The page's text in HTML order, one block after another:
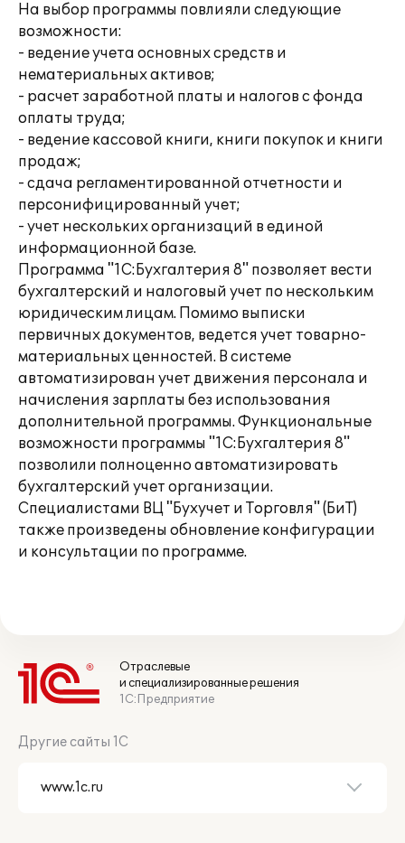
На выбор программы повлияли следующие
возможности:
- ведение учета основных средств и
нематериальных активов;
- расчет заработной платы и налогов с фонда
оплаты труда;
- ведение кассовой книги, книги покупок и книги
продаж;
- сдача регламентированной отчетности и
персонифицированный учет;
- учет нескольких организаций в единой
информационной базе.
Программа "1С:Бухгалтерия 8" позволяет вести
бухгалтерский и налоговый учет по нескольким
юридическим лицам. Помимо выписки
первичных документов, ведется учет товарно-
материальных ценностей. В системе
автоматизирован учет движения персонала и
начисления зарплаты без использования
дополнительной программы. Функциональные
возможности программы "1С:Бухгалтерия 8"
позволили полноценно автоматизировать
бухгалтерский учет организации.
Специалистами ВЦ "Бухучет и Торговля" (БиТ)
также произведены обновление конфигурации
и консультации по программе.
Отраслевые
и специализированные решения
1С:Предприятие
Другие сайты 1С